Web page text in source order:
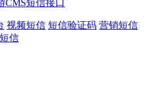
CMS短信接口
视频短信 短信验证码 营销短信
信